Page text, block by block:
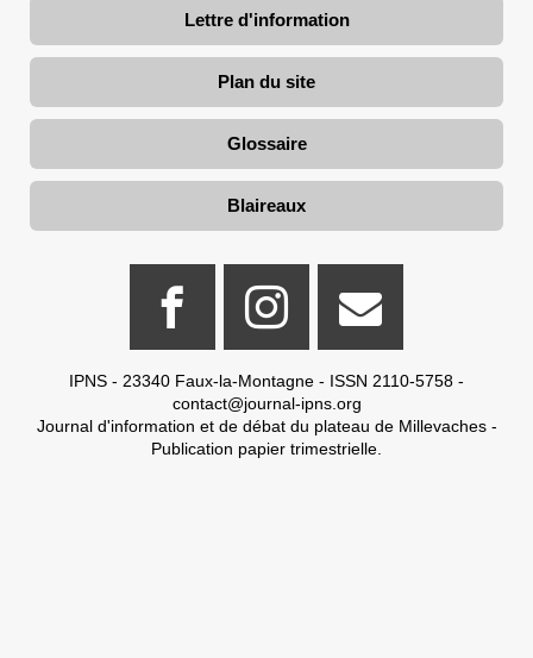
Lettre d'information
Plan du site
Glossaire
Blaireaux
IPNS - 23340 Faux-la-Montagne - ISSN 2110-5758 -
contact@journal-ipns.org
Journal d'information et de débat du plateau de Millevaches -
Publication papier trimestrielle.